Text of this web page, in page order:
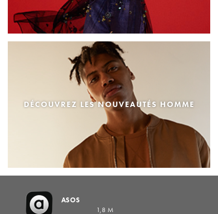
DÉCOUVREZ LES NOUVEAUTÉS HOMME
ASOS
1,8 M